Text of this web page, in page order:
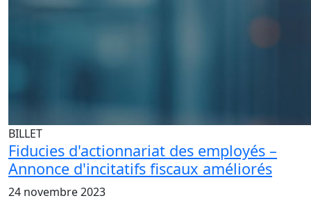
BILLET
Fiducies d'actionnariat des employés –
Annonce d'incitatifs fiscaux améliorés
24 novembre 2023